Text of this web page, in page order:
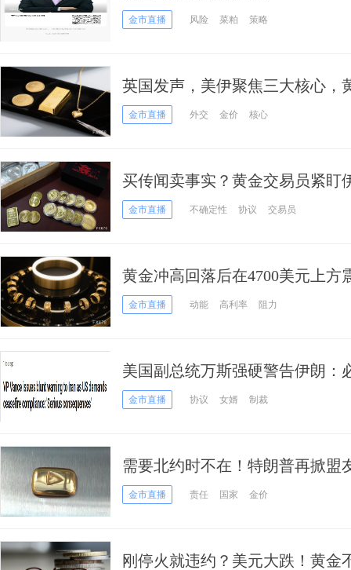
金市直播 风险 菜粕 策略
英国发声，美伊聚焦三大核心，
金市直播 外交 金价 核心
买传闻卖事实？黄金交易员紧盯
金市直播 不确定性 协议 交易员
黄金冲高回落后在4700美元上方
调整
金市直播 动能 高利率 阻力
美国副总统万斯强硬警告伊朗：
将“承担严重后果”！
金市直播 协议 女婿 制裁
需要北约时不在！特朗普再掀盟
价反弹
金市直播 责任 国家 金价
刚停火就违约？美元大跌！黄金